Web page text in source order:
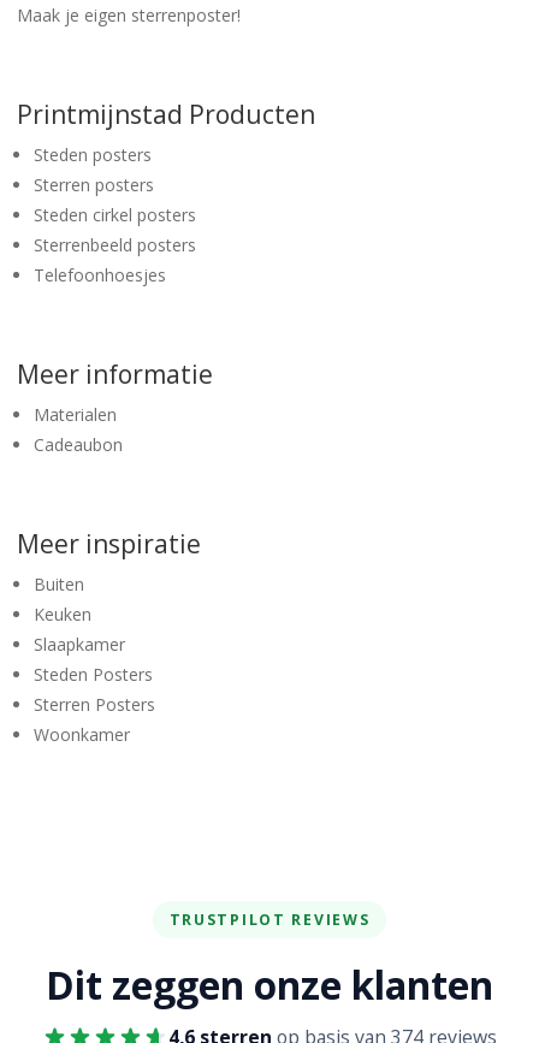
Maak je eigen sterrenposter!
Printmijnstad Producten
Steden posters
Sterren posters
Steden cirkel posters
Sterrenbeeld posters
Telefoonhoesjes
Meer informatie
Materialen
Cadeaubon
Meer inspiratie
Buiten
Keuken
Slaapkamer
Steden Posters
Sterren Posters
Woonkamer
TRUSTPILOT REVIEWS
Dit zeggen onze klanten
4,6 sterren op basis van 374 reviews